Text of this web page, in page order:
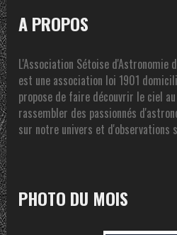
A PROPOS
L'Association Sétoise d'Astronomie
est une association loi 1901
propose de faire découvrir le ciel
rassembler des passionnés
sur notre univers et d'observations
PHOTO DU MOIS